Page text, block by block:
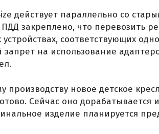
действует параллельно со
ПДД закреплено, что перевозить
соответствующих
запрет на использование
производству новое детское
Сейчас оно дорабатывается
изделие планируется